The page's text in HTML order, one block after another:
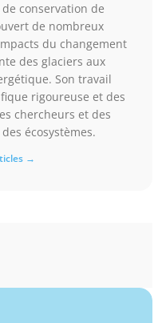
conservation de
de nombreux
du changement
des glaciers aux
Son travail
rigoureuse et des
chercheurs et des
écosystèmes.
→